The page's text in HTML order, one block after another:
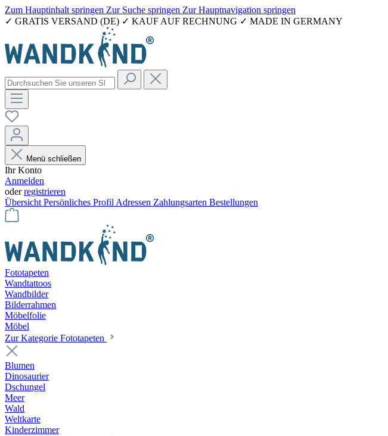
Zum Hauptinhalt springen Zur Suche springen Zur Hauptnavigation springen
✓ GRATIS VERSAND (DE) ✓ KAUF AUF RECHNUNG ✓ MADE IN GERMANY
Menü schließen
Ihr Konto
Anmelden
oderregistrieren
Übersicht Persönliches Profil Adressen Zahlungsarten Bestellungen
Fototapeten
Wandtattoos
Wandbilder
Bilderrahmen
Möbelfolie
Möbel
Zur Kategorie Fototapeten
Blumen
Dinosaurier
Dschungel
Meer
Wald
Weltkarte
Kinderzimmer